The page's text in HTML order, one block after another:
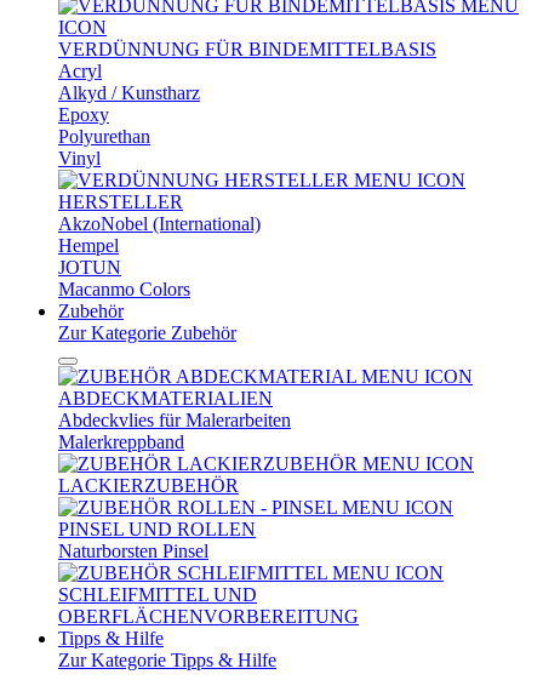
VERDÜNNUNG FÜR BINDEMITTELBASIS
Acryl
Alkyd / Kunstharz
Epoxy
Polyurethan
Vinyl
HERSTELLER
AkzoNobel (International)
Hempel
JOTUN
Macanmo Colors
Zubehör
Zur Kategorie Zubehör
ABDECKMATERIALIEN
Abdeckvlies für Malerarbeiten
Malerkreppband
LACKIERZUBEHÖR
PINSEL UND ROLLEN
Naturborsten Pinsel
SCHLEIFMITTEL UND
OBERFLÄCHENVORBEREITUNG
Tipps & Hilfe
Zur Kategorie Tipps & Hilfe